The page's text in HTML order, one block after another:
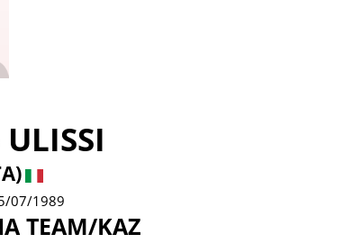
ULISSI
07/1989
TEAM/KAZ